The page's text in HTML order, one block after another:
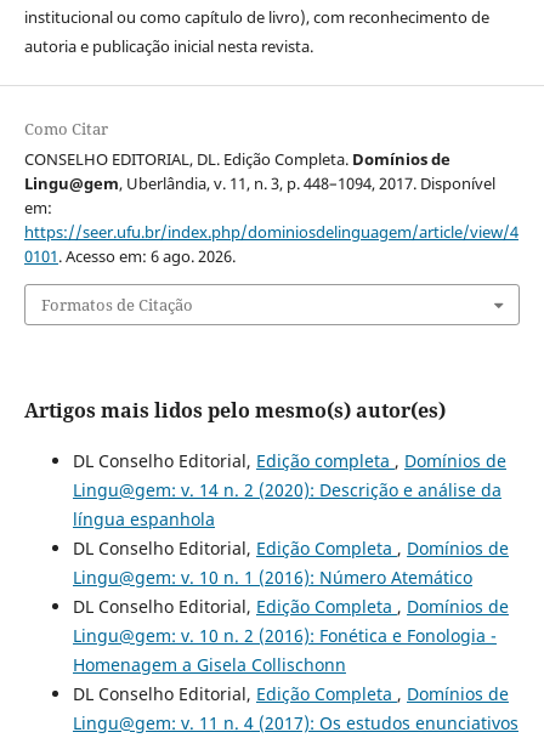
institucional ou como capítulo de livro), com reconhecimento de
autoria e publicação inicial nesta revista.
Como Citar
CONSELHO EDITORIAL, DL. Edição Completa. Domínios de
Lingu@gem, Uberlândia, v. 11, n. 3, p. 448–1094, 2017. Disponível
em:
https://seer.ufu.br/index.php/dominiosdelinguagem/article/view/4
0101. Acesso em: 6 ago. 2026.
Formatos de Citação
Artigos mais lidos pelo mesmo(s) autor(es)
DL Conselho Editorial, Edição completa , Domínios de
Lingu@gem: v. 14 n. 2 (2020): Descrição e análise da
língua espanhola
DL Conselho Editorial, Edição Completa , Domínios de
Lingu@gem: v. 10 n. 1 (2016): Número Atemático
DL Conselho Editorial, Edição Completa , Domínios de
Lingu@gem: v. 10 n. 2 (2016): Fonética e Fonologia -
Homenagem a Gisela Collischonn
DL Conselho Editorial, Edição Completa , Domínios de
Lingu@gem: v. 11 n. 4 (2017): Os estudos enunciativos